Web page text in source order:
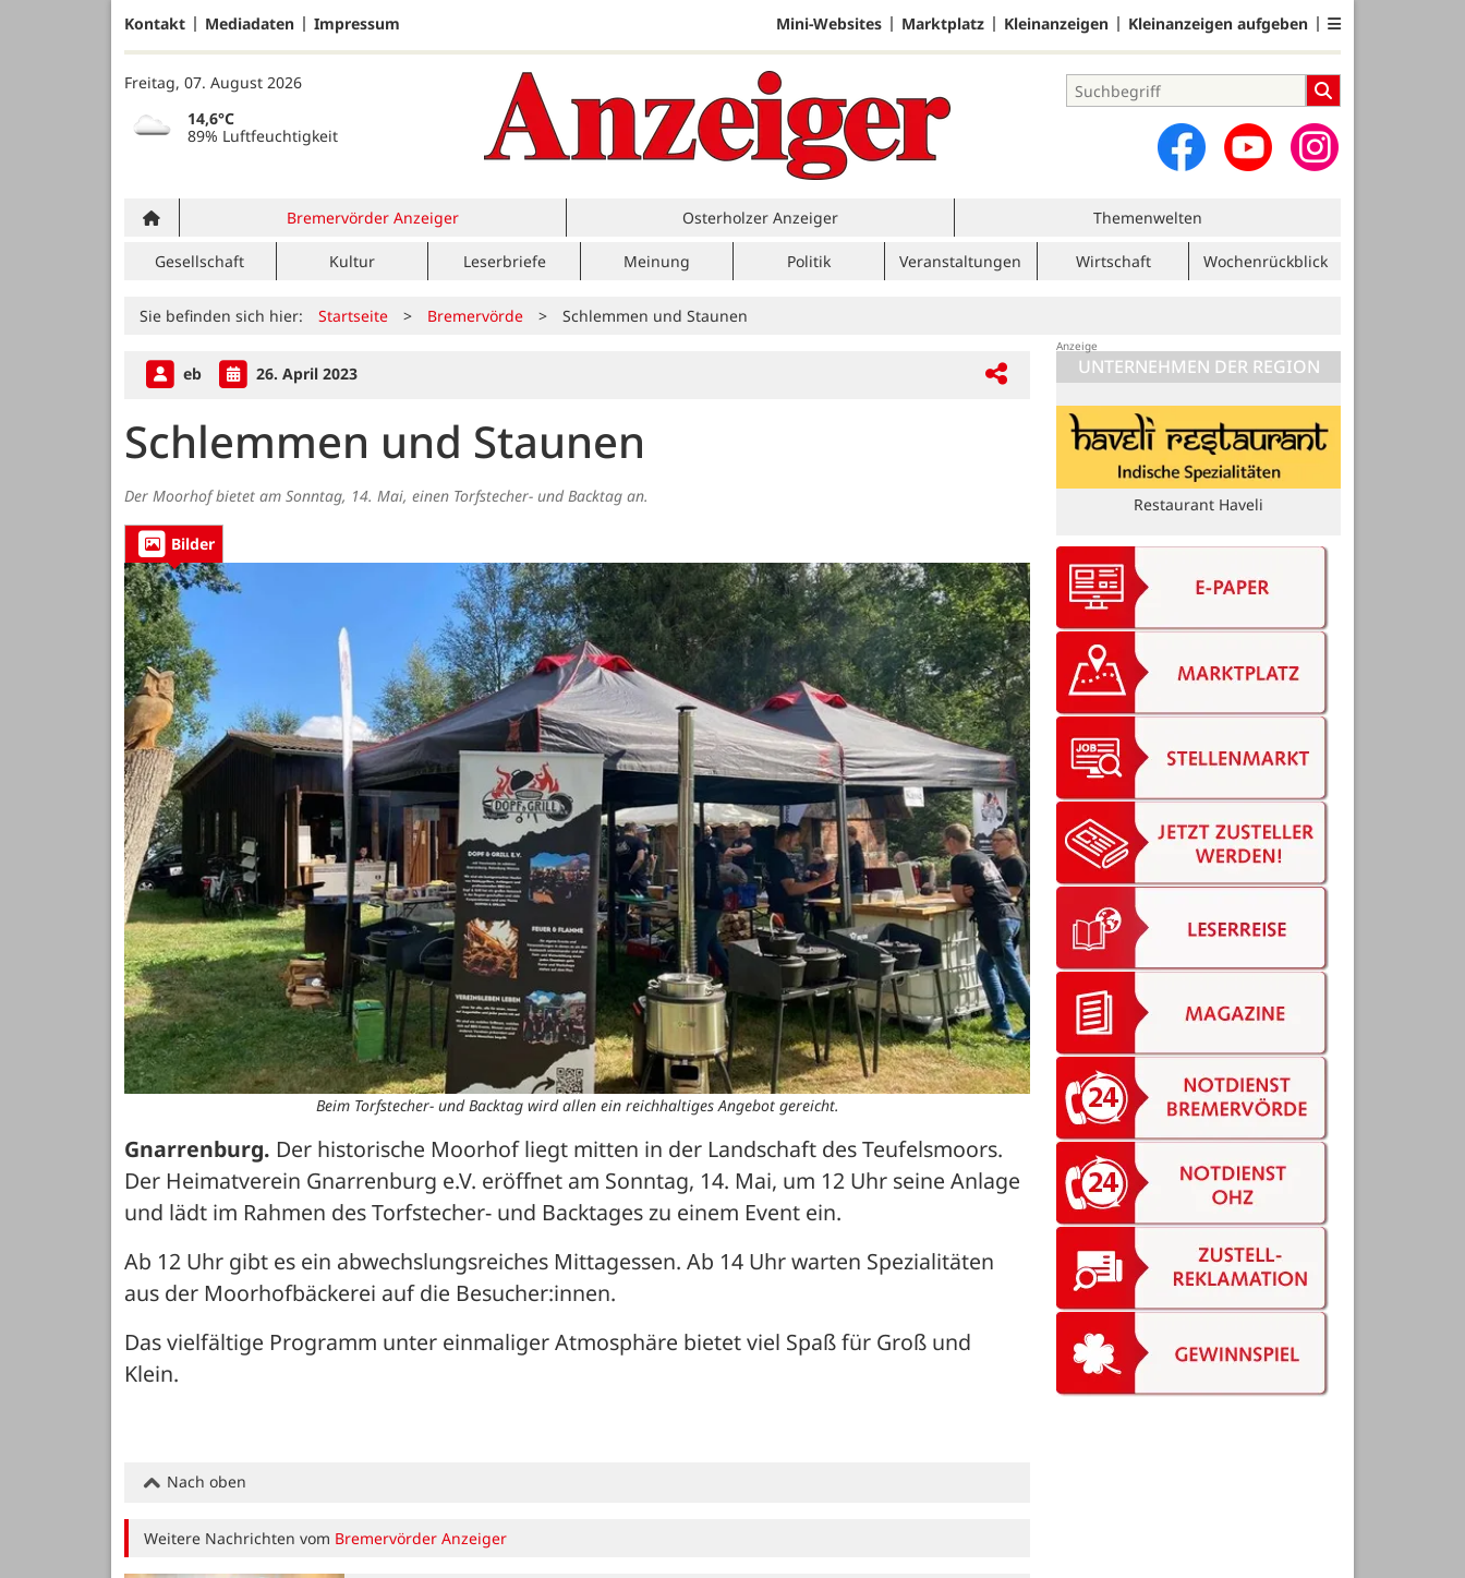
Kontakt Mediadaten Impressum Mini-Websites Marktplatz Kleinanzeigen Kleinanzeigen aufgeben
Freitag, 07. August 2026
14,6°C
89% Luftfeuchtigkeit
Bremervörder Anzeiger Osterholzer Anzeiger Themenwelten
Gesellschaft Kultur Leserbriefe Meinung Politik Veranstaltungen Wirtschaft Wochenrückblick
Sie befinden sich hier: Startseite > Bremervörde > Schlemmen und Staunen
eb 26. April 2023
Schlemmen und Staunen
Der Moorhof bietet am Sonntag, 14. Mai, einen Torfstecher- und Backtag an.
Bilder
Beim Torfstecher- und Backtag wird allen ein reichhaltiges Angebot gereicht.
Gnarrenburg. Der historische Moorhof liegt mitten in der Landschaft des Teufelsmoors.
Der Heimatverein Gnarrenburg e.V. eröffnet am Sonntag, 14. Mai, um 12 Uhr seine Anlage
und lädt im Rahmen des Torfstecher- und Backtages zu einem Event ein.
Ab 12 Uhr gibt es ein abwechslungsreiches Mittagessen. Ab 14 Uhr warten Spezialitäten
aus der Moorhofbäckerei auf die Besucher:innen.
Das vielfältige Programm unter einmaliger Atmosphäre bietet viel Spaß für Groß und
Klein.
Nach oben
Weitere Nachrichten vom Bremervörder Anzeiger
UNTERNEHMEN DER REGION
Restaurant Haveli